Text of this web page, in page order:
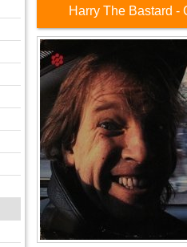
Harry The Bastard‎ -